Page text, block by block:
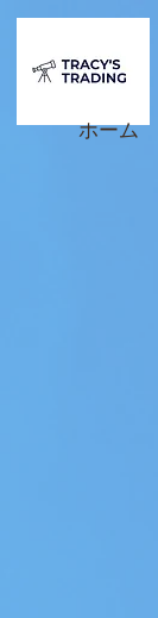
ホーム